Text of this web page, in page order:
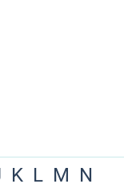
K L M N